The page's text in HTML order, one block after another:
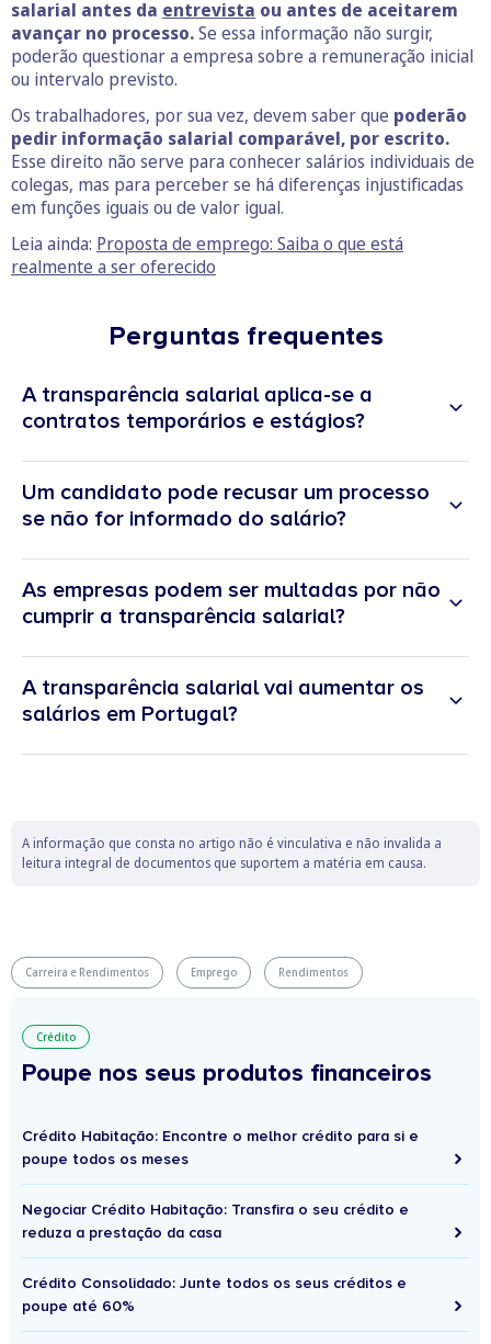
salarial antes da entrevista ou antes de aceitarem
avançar no processo.Se essa informação não surgir,
poderão questionar a empresa sobre a remuneração inicial
ou intervalo previsto.
Os trabalhadores, por sua vez, devem saber que poderão
pedir informação salarial comparável, por escrito.
Esse direito não serve para conhecer salários individuais de
colegas, mas para perceber se há diferenças injustificadas
em funções iguais ou de valor igual.
Leia ainda: Proposta de emprego: Saiba o que está
realmente a ser oferecido
Perguntas frequentes
A transparência salarial aplica-se a
contratos temporários e estágios?
Um candidato pode recusar um processo
se não for informado do salário?
As empresas podem ser multadas por não
cumprir a transparência salarial?
A transparência salarial vai aumentar os
salários em Portugal?
A informação que consta no artigo não é vinculativa e não invalida a
leitura integral de documentos que suportem a matéria em causa.
Carreira e Rendimentos Emprego Rendimentos
Crédito
Poupe nos seus produtos financeiros
Crédito Habitação: Encontre o melhor crédito para si e
poupe todos os meses
Negociar Crédito Habitação: Transfira o seu crédito e
reduza a prestação da casa
Crédito Consolidado: Junte todos os seus créditos e
poupe até 60%